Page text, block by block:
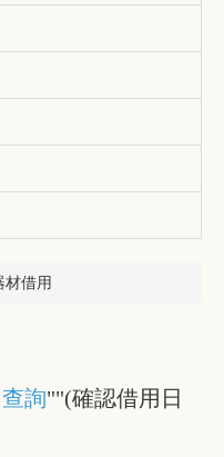
材借用
詢""(確認借用日